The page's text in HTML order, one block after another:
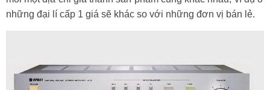
những đại lí cấp 1 giá sẽ khác so với những đơn vị bán lẻ.